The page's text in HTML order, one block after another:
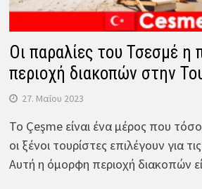
Οι παραλίες του Τσεσμέ η
περιοχή διακοπών στην
27. Μαΐου 2023
Το Çeşme είναι ένα μέρος που
οι ξένοι τουρίστες επιλέγουν για
Αυτή η όμορφη περιοχή διακοπών